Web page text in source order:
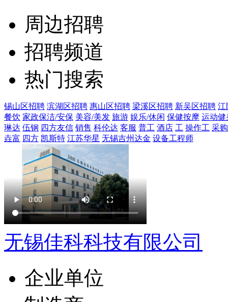
周边招聘
招聘频道
热门搜索
锡山区招聘 滨湖区招聘 惠山区招聘 梁溪区招聘 新吴区招聘 江
餐饮 家政保洁/安保 美容/美发 旅游 娱乐/休闲 保健按摩 运动健
琳达 伍钢 四方友信 销售 科伦达 客服 普工 酒店 工 操作工 采购
垚富 四方 凯斯特 江苏华星 无锡吉州达金 设备工程师
无锡佳科科技有限公司
企业单位